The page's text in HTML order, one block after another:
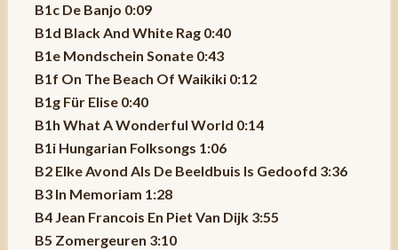
B1c De Banjo 0:09
B1d Black And White Rag 0:40
B1e Mondschein Sonate 0:43
B1f On The Beach Of Waikiki 0:12
B1g Für Elise 0:40
B1h What A Wonderful World 0:14
B1i Hungarian Folksongs 1:06
B2 Elke Avond Als De Beeldbuis Is Gedoofd 3:36
B3 In Memoriam 1:28
B4 Jean Francois En Piet Van Dijk 3:55
B5 Zomergeuren 3:10